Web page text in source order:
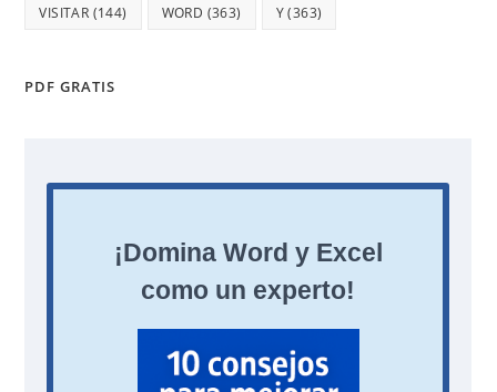
VISITAR (144) WORD (363) Y(363)
PDF GRATIS